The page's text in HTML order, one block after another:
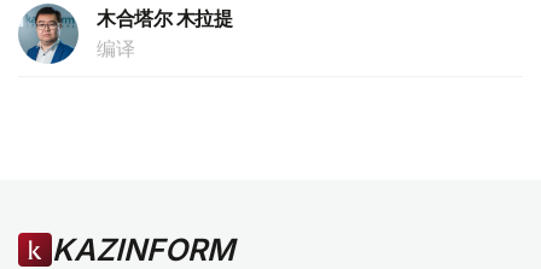
木合塔尔 木拉提
编译
KAZINFORM